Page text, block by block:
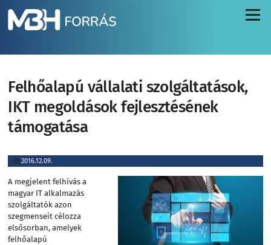
Menü
Felhőalapú vállalati szolgáltatások,
IKT megoldások fejlesztésének
támogatása
2016.12.09.
A megjelent felhívás a
magyar IT alkalmazás
szolgáltatók azon
szegmenseit célozza
elsősorban, amelyek
felhőalapú